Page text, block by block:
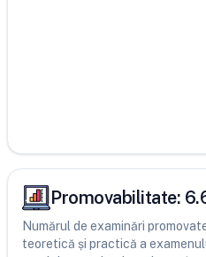
Promovabilitate:
Numărul de examinări
teoretică și practică a